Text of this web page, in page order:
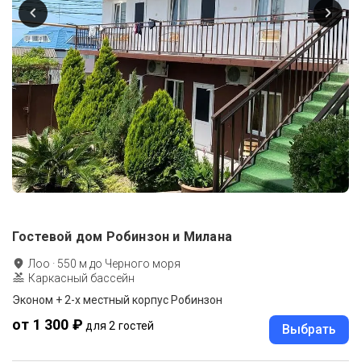
Гостевой дом Робинзон и Милана
Лоо · 550 м до Черного моря
Каркасный бассейн
Эконом + 2-х местный корпус Робинзон
от 1 300 ₽ для 2 гостей Выбрать